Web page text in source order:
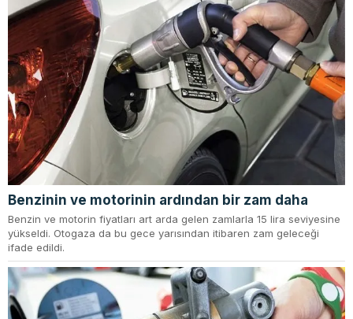
Benzinin ve motorinin ardından bir zam daha
Benzin ve motorin fiyatları art arda gelen zamlarla 15 lira seviyesine
yükseldi. Otogaza da bu gece yarısından itibaren zam geleceği
ifade edildi.